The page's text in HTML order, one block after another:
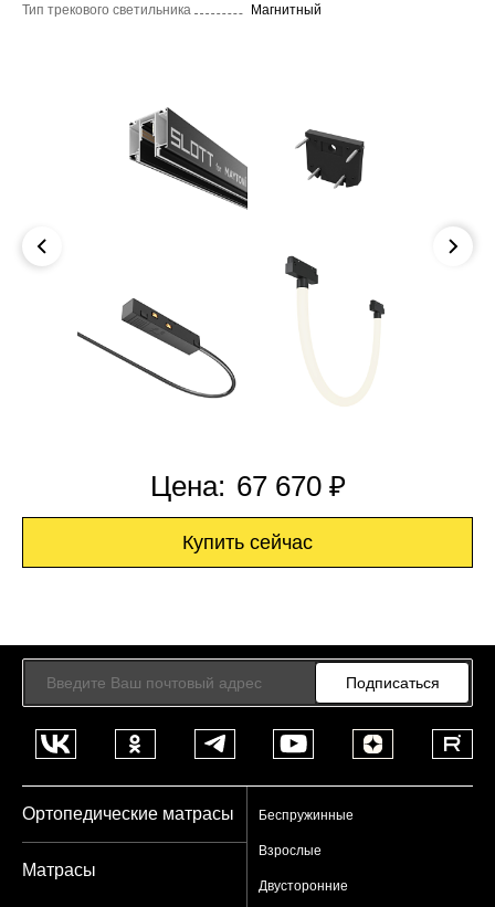
Тип трекового светильника Магнитный
Цена: 67 670 ₽
Купить сейчас
Подписаться
Ортопедические матрасы Беспружинные
Взрослые
Двусторонние
Матрасы